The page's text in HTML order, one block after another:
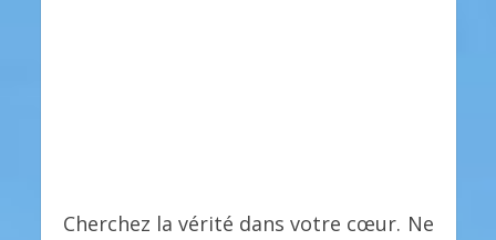
Cherchez la vérité dans votre cœur. Ne